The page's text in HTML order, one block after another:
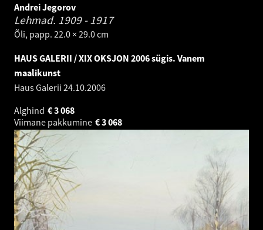
Andrei Jegorov
Lehmad. 1909 - 1917
Õli, papp. 22.0 × 29.0 cm
HAUS GALERII / XIX OKSJON 2006 sügis. Vanem
maalikunst
Haus Galerii 24.10.2006
Alghind
3 068
€
Viimane pakkumine
3 068
€